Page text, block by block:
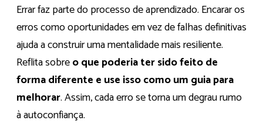
Errar faz parte do processo de aprendizado. Encarar os
erros como oportunidades em vez de falhas definitivas
ajuda a construir uma mentalidade mais resiliente.
Reflita sobreo que poderia ter sido feito de
forma diferente e use isso como um guia para
melhorar. Assim, cada erro se torna um degrau rumo
à autoconfiança.